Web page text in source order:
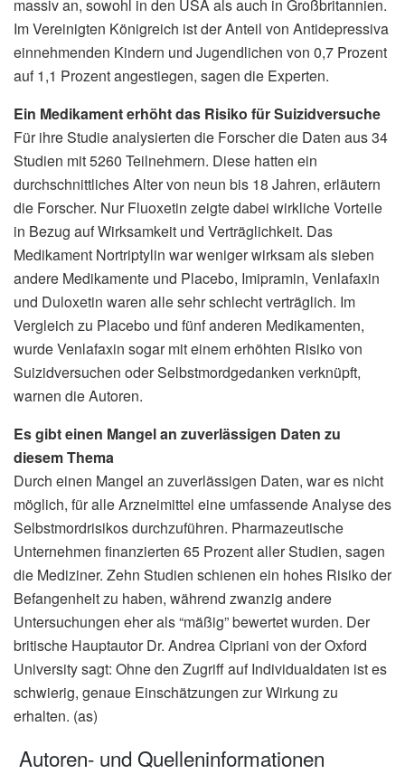
massiv an, sowohl in den USA als auch in Großbritannien.
Im Vereinigten Königreich ist der Anteil von Antidepressiva
einnehmenden Kindern und Jugendlichen von 0,7 Prozent
auf 1,1 Prozent angestiegen, sagen die Experten.
Ein Medikament erhöht das Risiko für Suizidversuche
Für ihre Studie analysierten die Forscher die Daten aus 34
Studien mit 5260 Teilnehmern. Diese hatten ein
durchschnittliches Alter von neun bis 18 Jahren, erläutern
die Forscher. Nur Fluoxetin zeigte dabei wirkliche Vorteile
in Bezug auf Wirksamkeit und Verträglichkeit. Das
Medikament Nortriptylin war weniger wirksam als sieben
andere Medikamente und Placebo, Imipramin, Venlafaxin
und Duloxetin waren alle sehr schlecht verträglich. Im
Vergleich zu Placebo und fünf anderen Medikamenten,
wurde Venlafaxin sogar mit einem erhöhten Risiko von
Suizidversuchen oder Selbstmordgedanken verknüpft,
warnen die Autoren.
Es gibt einen Mangel an zuverlässigen Daten zu
diesem Thema
Durch einen Mangel an zuverlässigen Daten, war es nicht
möglich, für alle Arzneimittel eine umfassende Analyse des
Selbstmordrisikos durchzuführen. Pharmazeutische
Unternehmen finanzierten 65 Prozent aller Studien, sagen
die Mediziner. Zehn Studien schienen ein hohes Risiko der
Befangenheit zu haben, während zwanzig andere
Untersuchungen eher als “mäßig” bewertet wurden. Der
britische Hauptautor Dr. Andrea Cipriani von der Oxford
University sagt: Ohne den Zugriff auf Individualdaten ist es
schwierig, genaue Einschätzungen zur Wirkung zu
erhalten. (as)
Autoren- und Quelleninformationen